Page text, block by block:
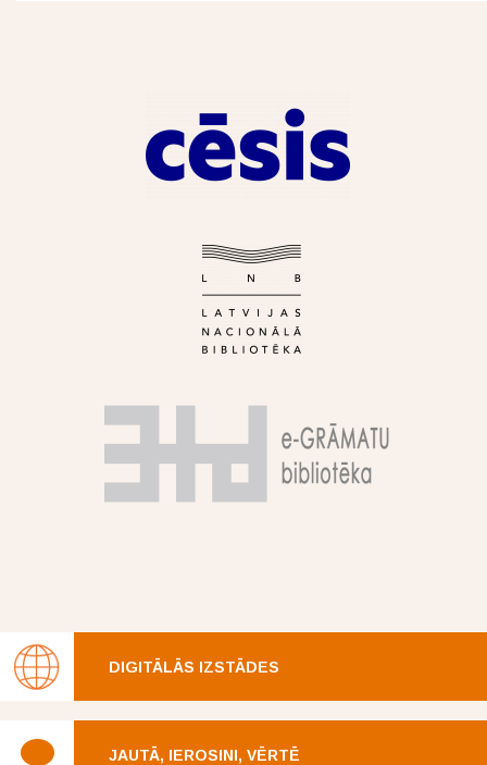
DIGITĀLĀS IZSTĀDES
JAUTĀ, IEROSINI, VĒRTĒ